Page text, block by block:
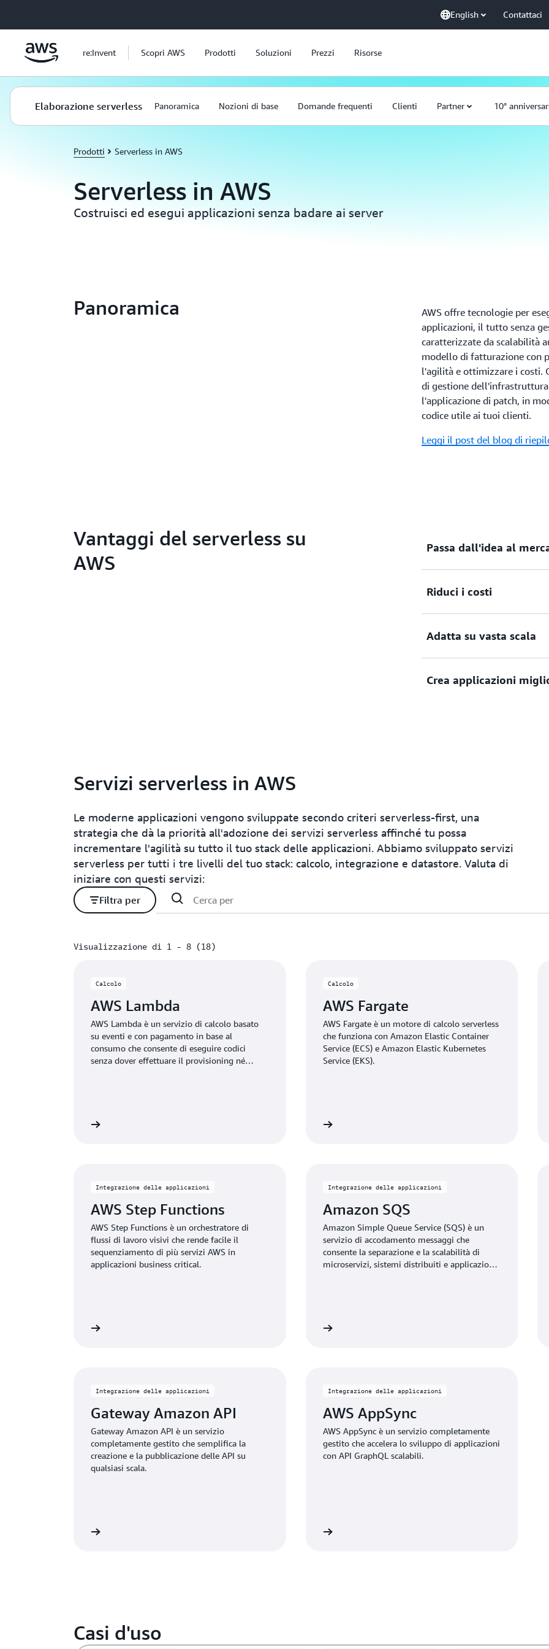
English Contattaci
re:Invent Scopri AWS Prodotti Soluzioni Prezzi Risorse
Elaborazione serverless Panoramica Nozioni di base Domande frequenti Clienti Partner 10°
Prodotti Serverless in AWS
Serverless in AWS
Costruisci ed esegui applicazioni senza badare ai server
Panoramica
AWS offre tecnologie per
applicazioni, il tutto senza
caratterizzate da scalabilità
modello di fatturazione con
l'agilità e ottimizzare i costi.
di gestione
l'applicazione di patch, in
codice utile ai tuoi clienti.
Leggi il post del blog di
Vantaggi del serverless su
AWS
Passa dall'idea al
distribuire le release
arrivare sul mercato più
Riduci i costi
risorse è automaticamente
provisioning eccessivo.
Adatta su vasta scala
da una domanda pari a
Crea applicazioni
Servizi serverless in AWS
Le moderne applicazioni vengono sviluppate secondo criteri serverless-first, una
strategia che dà la priorità all'adozione dei servizi serverless affinché tu possa
incrementare l'agilità su tutto il tuo stack delle applicazioni. Abbiamo sviluppato servizi
serverless per tutti i tre livelli del tuo stack: calcolo, integrazione e datastore. Valuta di
iniziare con questi servizi:
Filtra per
Visualizzazione di 1 - 8 (18)
Calcolo
AWS Lambda
AWS Lambda è un servizio di calcolo basato
su eventi e con pagamento in base al
consumo che consente di eseguire codici
senza dover effettuare il provisioning né
Calcolo
AWS Fargate
AWS Fargate è un motore di calcolo serverless
che funziona con Amazon Elastic Container
Service (ECS) e Amazon Elastic Kubernetes
Service (EKS).
Integrazione delle applicazioni
AWS Step Functions
AWS Step Functions è un orchestratore di
flussi di lavoro visivi che rende facile il
sequenziamento di più servizi AWS in
applicazioni business critical.
Integrazione delle applicazioni
Amazon SQS
Amazon Simple Queue Service (SQS) è un
servizio di accodamento messaggi che
consente la separazione e la scalabilità di
microservizi, sistemi distribuiti e applicazioni
Integrazione delle applicazioni
Gateway Amazon API
Gateway Amazon API è un servizio
completamente gestito che semplifica la
creazione e la pubblicazione delle API su
qualsiasi scala.
Integrazione delle applicazioni
AWS AppSync
AWS AppSync è un servizio completamente
gestito che accelera lo sviluppo di applicazioni
con API GraphQL scalabili.
Casi d'uso